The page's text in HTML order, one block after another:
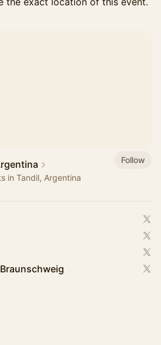
Follow
in Tandil, Argentina